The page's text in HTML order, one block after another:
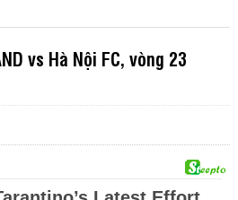
vs Hà Nội FC, vòng 23